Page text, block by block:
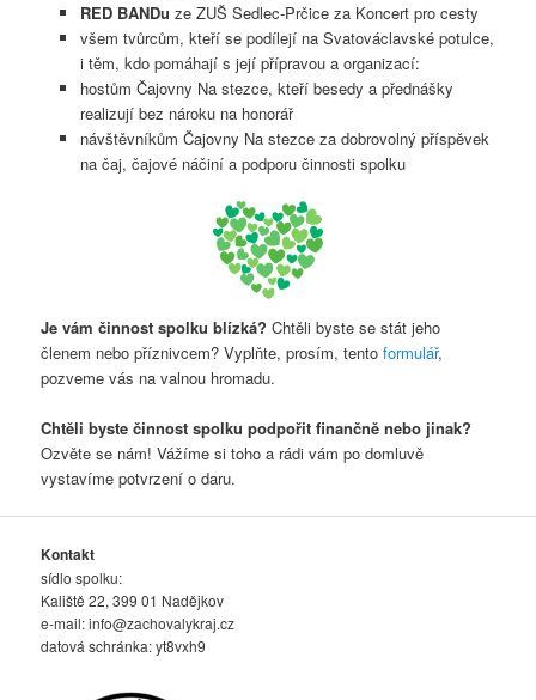
RED BANDu ze ZUŠ Sedlec-Prčice za Koncert pro cesty
všem tvůrcům, kteří se podílejí na Svatováclavské potulce,
i těm, kdo pomáhají s její přípravou a organizací:
hostům Čajovny Na stezce, kteří besedy a přednášky
realizují bez nároku na honorář
návštěvníkům Čajovny Na stezce za dobrovolný příspěvek
na čaj, čajové náčiní a podporu činnosti spolku
Je vám činnost spolku blízká? Chtěli byste se stát jeho
členem nebo příznivcem? Vyplňte, prosím, tentoformulář,
pozveme vás na valnou hromadu.
Chtěli byste činnost spolku podpořit finančně nebo jinak?
Ozvěte se nám! Vážíme si toho a rádi vám po domluvě
vystavíme potvrzení o daru.
Kontakt
sídlo spolku:
Kaliště 22, 399 01 Nadějkov
e-mail:info@zachovalykraj.cz
datová schránka: yt8vxh9